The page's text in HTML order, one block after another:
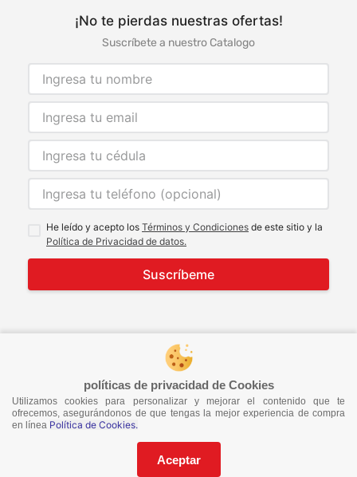
políticas de privacidad de Cookies
Utilizamos cookies para personalizar y mejorar el contenido que te
ofrecemos, asegurándonos de que tengas la mejor experiencia de compra
en línea Política de Cookies.
Aceptar
¡No te pierdas nuestras ofertas!
Suscríbete a nuestro Catalogo
He leído y acepto los Términos y Condiciones de este sitio y la
Política de Privacidad de datos.
Suscríbeme
© 2021 Todos los derechos reservados
developed by